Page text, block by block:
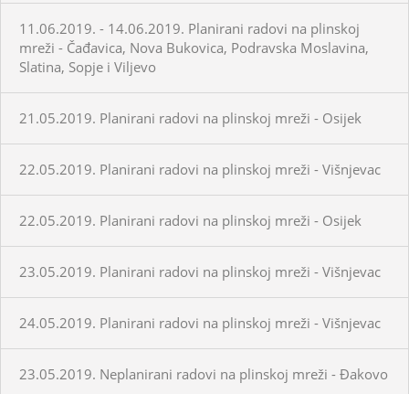
11.06.2019. - 14.06.2019. Planirani radovi na plinskoj
mreži - Čađavica, Nova Bukovica, Podravska Moslavina,
Slatina, Sopje i Viljevo
21.05.2019. Planirani radovi na plinskoj mreži - Osijek
22.05.2019. Planirani radovi na plinskoj mreži - Višnjevac
22.05.2019. Planirani radovi na plinskoj mreži - Osijek
23.05.2019. Planirani radovi na plinskoj mreži - Višnjevac
24.05.2019. Planirani radovi na plinskoj mreži - Višnjevac
23.05.2019. Neplanirani radovi na plinskoj mreži - Đakovo